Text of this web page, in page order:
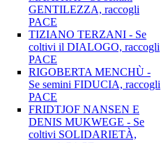
GENTILEZZA, raccogli
PACE
TIZIANO TERZANI - Se
coltivi il DIALOGO, raccogli
PACE
RIGOBERTA MENCHÙ -
Se semini FIDUCIA, raccogli
PACE
FRIDTJOF NANSEN E
DENIS MUKWEGE - Se
coltivi SOLIDARIETÀ,